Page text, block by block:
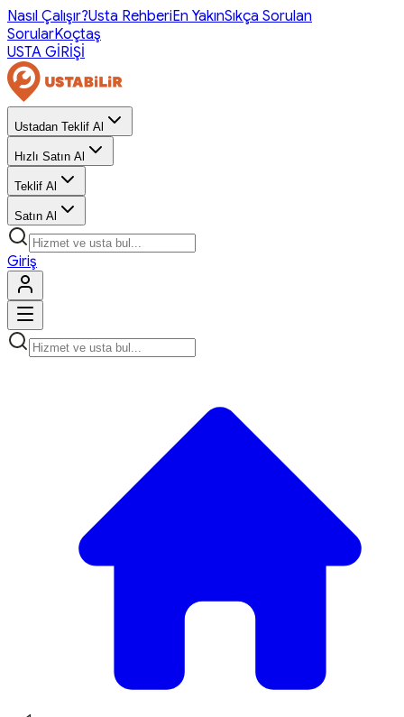
Nasıl Çalışır?Usta RehberiEn YakınSıkça Sorulan
SorularKoçtaş
USTA GİRİŞİ
Ustadan Teklif Al
Hızlı Satın Al
Teklif Al
Satın Al
Giriş